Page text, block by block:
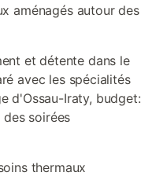
aménagés autour des
et détente dans le
avec les spécialités
d'Ossau-Iraty, budget:
soirées
thermaux